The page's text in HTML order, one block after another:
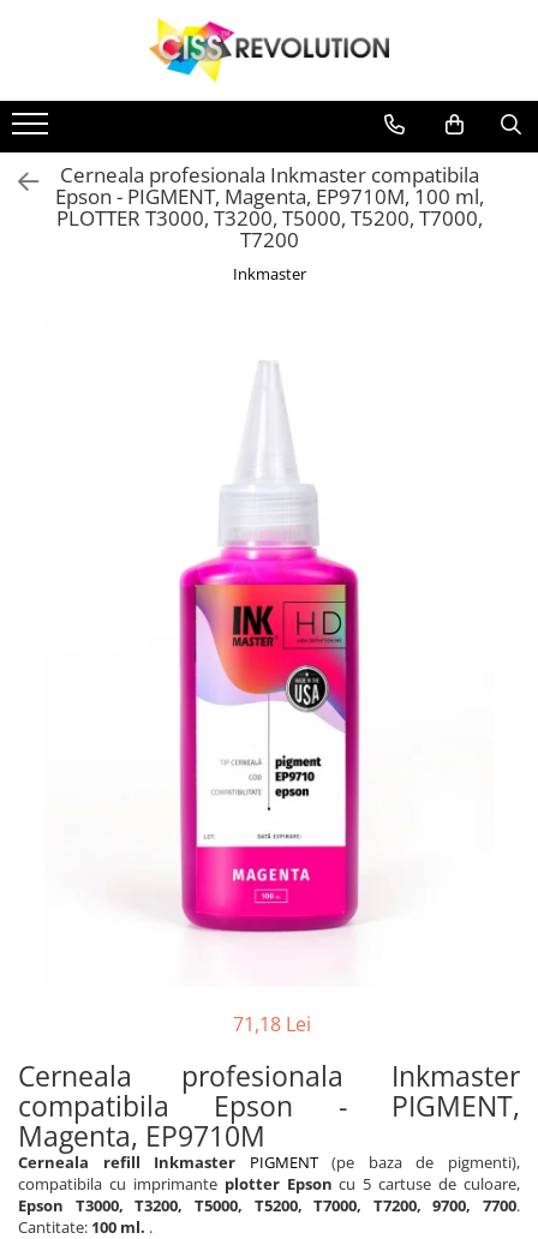
Toate Produsele
IMPRIMANTE
Jet Cerneala
SISTEME CISS
CERNEALA
Jet Cerneala
DYE
HP
PIGMENT
SUBLIMARE
MEDII DE PRINTARE
HARTIE SUBLIMARE
HARTIE FOTO
FLATBED
ECHIPAMENTE
CONSUMABILE
Cerneala profesionala Inkmaster compatibila
Epson - PIGMENT, Magenta, EP9710M, 100 ml,
PLOTTER T3000, T3200, T5000, T5200, T7000,
T7200
Inkmaster
71,18 Lei
Cerneala profesionala Inkmaster
compatibila Epson - PIGMENT,
Magenta, EP9710M
Cerneala refill Inkmaster PIGMENT(pe baza de pigmenti),
compatibila cu imprimante plotter Epson cu 5 cartuse de culoare,
Epson T3000, T3200, T5000, T5200, T7000, T7200, 9700, 7700.
Cantitate: 100 ml. .